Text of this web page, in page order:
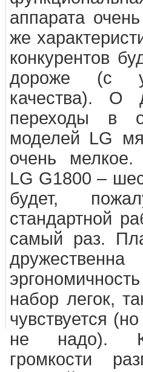
аппарата
же
конкурентов
дороже (с
качества). О
переходы в
моделей LG
очень мелкое.
LG G1800 –
будет,
стандартной
самый раз.
набор легок,
чувствуется
не надо).
громкости